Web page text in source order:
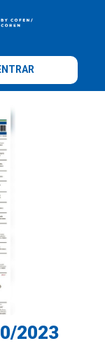
2023